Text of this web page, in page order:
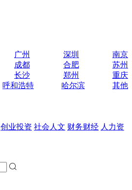
广州 深圳
南京
成都 合肥
苏州
长沙 郑州
重庆
呼和浩特 哈尔滨
其他
创业投资 社会人文 财务财经 人力资